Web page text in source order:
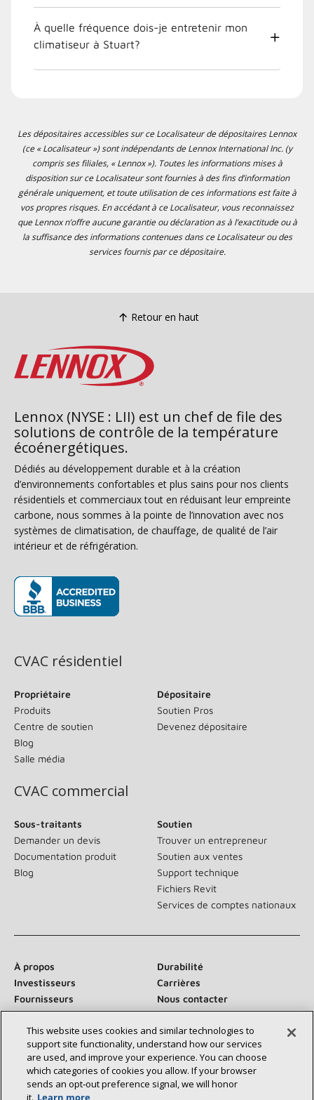
À quelle fréquence dois-je entretenir mon
climatiseur à Stuart?
Les dépositaires accessibles sur ce Localisateur de dépositaires Lennox
(ce « Localisateur ») sont indépendants de Lennox International Inc. (y
compris ses filiales, « Lennox »). Toutes les informations mises à
disposition sur ce Localisateur sont fournies à des fins d’information
générale uniquement, et toute utilisation de ces informations est faite à
vos propres risques. En accédant à ce Localisateur, vous reconnaissez
que Lennox n’offre aucune garantie ou déclaration as à l’exactitude ou à
la suffisance des informations contenues dans ce Localisateur ou des
services fournis par ce dépositaire.
Retour en haut
Lennox (NYSE : LII) est un chef de file des
solutions de contrôle de la température
écoénergétiques.
Dédiés au développement durable et à la création
d’environnements confortables et plus sains pour nos clients
résidentiels et commerciaux tout en réduisant leur empreinte
carbone, nous sommes à la pointe de l’innovation avec nos
systèmes de climatisation, de chauffage, de qualité de l’air
intérieur et de réfrigération.
CVAC résidentiel
Propriétaire
Produits
Centre de soutien
Blog
Salle média
Dépositaire
Soutien Pros
Devenez dépositaire
CVAC commercial
Sous-traitants
Demander un devis
Documentation produit
Blog
Soutien
Trouver un entrepreneur
Soutien aux ventes
Support technique
Fichiers Revit
Services de comptes nationaux
À propos
Durabilité
Investisseurs
Carrières
Fournisseurs
Nous contacter
Salle de presse
Communiquez avec nous :
This website uses cookies and similar technologies to
support site functionality, understand how our services
are used, and improve your experience. You can choose
which categories of cookies you allow. If your browser
sends an opt‑out preference signal, we will honor
it. Learn more